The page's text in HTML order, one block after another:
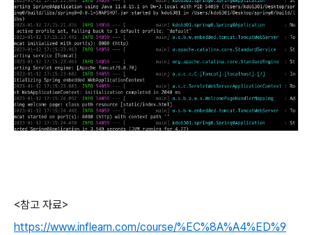
<참고 자료>
https://www.inflearn.com/course/%EC%8A%A4%ED%9